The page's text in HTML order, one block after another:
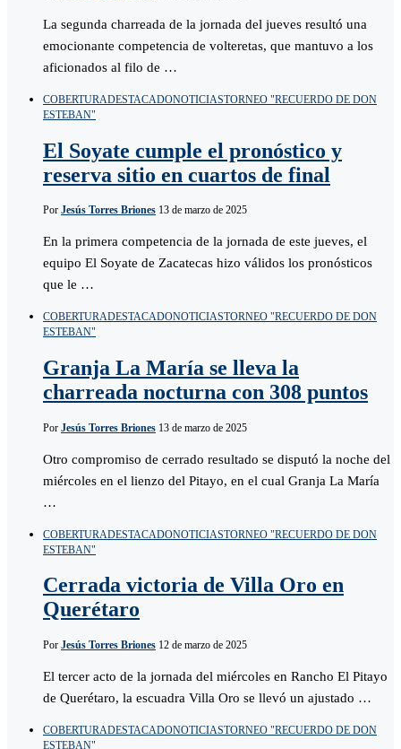
La segunda charreada de la jornada del jueves resultó una
emocionante competencia de volteretas, que mantuvo a los
aficionados al filo de …
COBERTURADESTACADONOTICIASTORNEO "RECUERDO DE DON
ESTEBAN"
El Soyate cumple el pronóstico y
reserva sitio en cuartos de final
Por Jesús Torres Briones 13 de marzo de 2025
En la primera competencia de la jornada de este jueves, el
equipo El Soyate de Zacatecas hizo válidos los pronósticos
que le …
COBERTURADESTACADONOTICIASTORNEO "RECUERDO DE DON
ESTEBAN"
Granja La María se lleva la
charreada nocturna con 308 puntos
Por Jesús Torres Briones 13 de marzo de 2025
Otro compromiso de cerrado resultado se disputó la noche del
miércoles en el lienzo del Pitayo, en el cual Granja La María
…
COBERTURADESTACADONOTICIASTORNEO "RECUERDO DE DON
ESTEBAN"
Cerrada victoria de Villa Oro en
Querétaro
Por Jesús Torres Briones 12 de marzo de 2025
El tercer acto de la jornada del miércoles en Rancho El Pitayo
de Querétaro, la escuadra Villa Oro se llevó un ajustado …
COBERTURADESTACADONOTICIASTORNEO "RECUERDO DE DON
ESTEBAN"